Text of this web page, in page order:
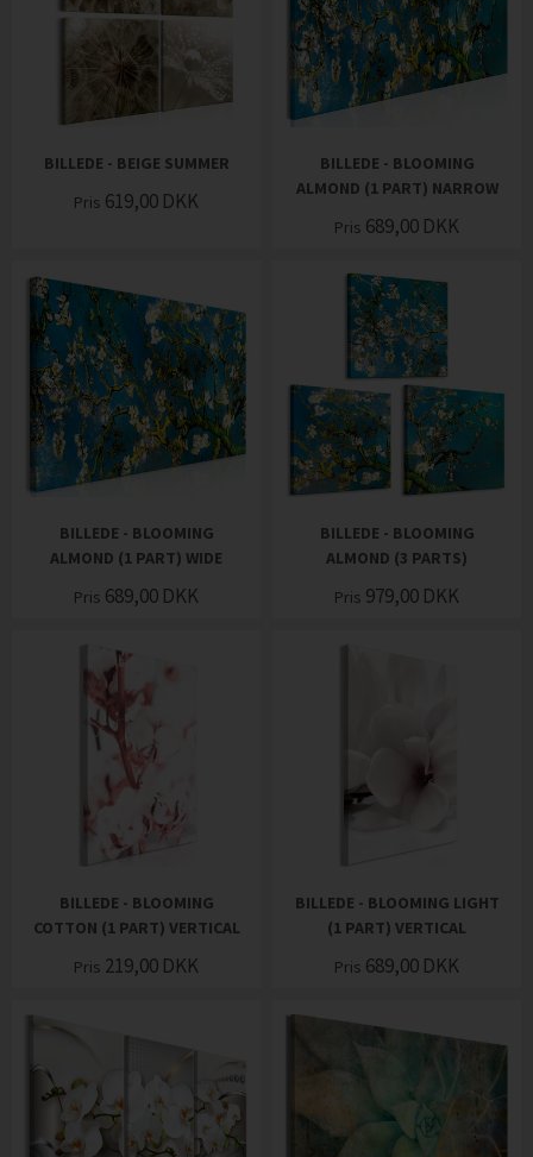
BILLEDE - BEIGE SUMMER
Pris 619,00 DKK
BILLEDE - BLOOMING
ALMOND (1 PART) NARROW
Pris 689,00 DKK
BILLEDE - BLOOMING
ALMOND (1 PART) WIDE
Pris 689,00 DKK
BILLEDE - BLOOMING
ALMOND (3 PARTS)
Pris 979,00 DKK
BILLEDE - BLOOMING
COTTON (1 PART) VERTICAL
Pris 219,00 DKK
BILLEDE - BLOOMING LIGHT
(1 PART) VERTICAL
Pris 689,00 DKK